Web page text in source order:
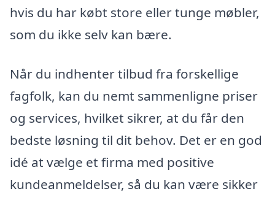
hvis du har købt store eller tunge møbler,
som du ikke selv kan bære.
Når du indhenter tilbud fra forskellige
fagfolk, kan du nemt sammenligne priser
og services, hvilket sikrer, at du får den
bedste løsning til dit behov. Det er en god
idé at vælge et firma med positive
kundeanmeldelser, så du kan være sikker